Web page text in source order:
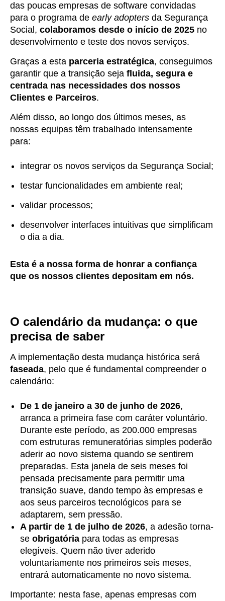
das poucas empresas de software convidadas
para o programa de early adopters da Segurança
Social, colaboramos desde o início de 2025 no
desenvolvimento e teste dos novos serviços.
Graças a esta parceria estratégica, conseguimos
garantir que a transição seja fluida, segura e
centrada nas necessidades dos nossos
Clientes e Parceiros.
Além disso, ao longo dos últimos meses, as
nossas equipas têm trabalhado intensamente
para:
integrar os novos serviços da Segurança Social;
testar funcionalidades em ambiente real;
validar processos;
desenvolver interfaces intuitivas que simplificam
o dia a dia.
Esta é a nossa forma de honrar a confiança
que os nossos clientes depositam em nós.
O calendário da mudança: o que
precisa de saber
A implementação desta mudança histórica será
faseada, pelo que é fundamental compreender o
calendário:
De 1 de janeiro a 30 de junho de 2026,
arranca a primeira fase com caráter voluntário.
Durante este período, as 200.000 empresas
com estruturas remuneratórias simples poderão
aderir ao novo sistema quando se sentirem
preparadas. Esta janela de seis meses foi
pensada precisamente para permitir uma
transição suave, dando tempo às empresas e
aos seus parceiros tecnológicos para se
adaptarem, sem pressão.
A partir de 1 de julho de 2026, a adesão torna-
se obrigatória para todas as empresas
elegíveis. Quem não tiver aderido
voluntariamente nos primeiros seis meses,
entrará automaticamente no novo sistema.
Importante: nesta fase, apenas empresas com